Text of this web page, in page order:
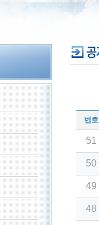
번호
51
50
49
48